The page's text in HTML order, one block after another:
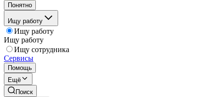
Понятно
Ищу работу
Ищу работу
Ищу работу
Ищу сотрудника
Сервисы
Помощь
Ещё
Поиск